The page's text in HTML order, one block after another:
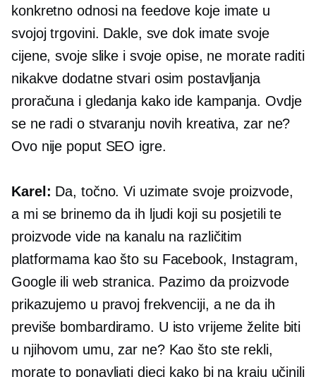
konkretno odnosi na feedove koje imate u
svojoj trgovini. Dakle, sve dok imate svoje
cijene, svoje slike i svoje opise, ne morate raditi
nikakve dodatne stvari osim postavljanja
proračuna i gledanja kako ide kampanja. Ovdje
se ne radi o stvaranju novih kreativa, zar ne?
Ovo nije poput SEO igre.
Karel: Da, točno. Vi uzimate svoje proizvode,
a mi se brinemo da ih ljudi koji su posjetili te
proizvode vide na kanalu na različitim
platformama kao što su Facebook, Instagram,
Google ili web stranica. Pazimo da proizvode
prikazujemo u pravoj frekvenciji, a ne da ih
previše bombardiramo. U isto vrijeme želite biti
u njihovom umu, zar ne? Kao što ste rekli,
morate to ponavljati djeci kako bi na kraju učinili